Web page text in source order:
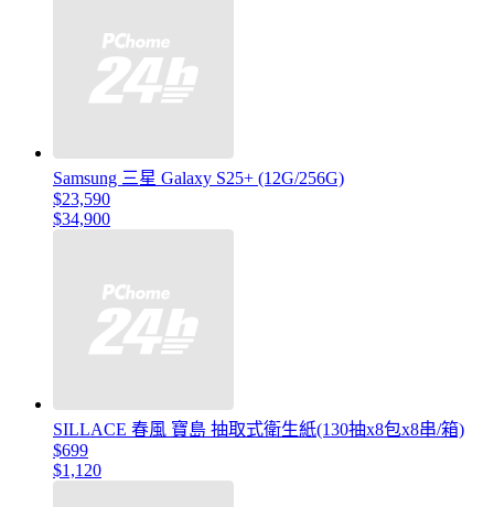
Samsung 三星 Galaxy S25+ (12G/256G)
$23,590
$34,900
SILLACE 春風 寶島 抽取式衛生紙(130抽x8包x8串/箱)
$699
$1,120